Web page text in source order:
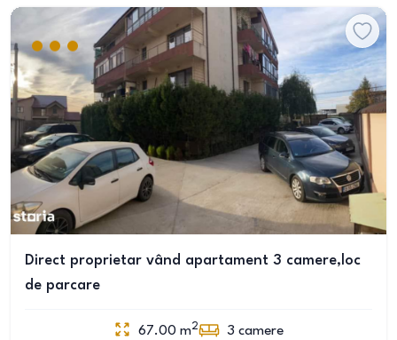
Direct proprietar vând apartament 3 camere,loc
de parcare
67.00 m2 3 camere